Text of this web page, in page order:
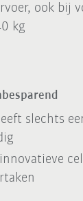
ook bij
kg
slechts